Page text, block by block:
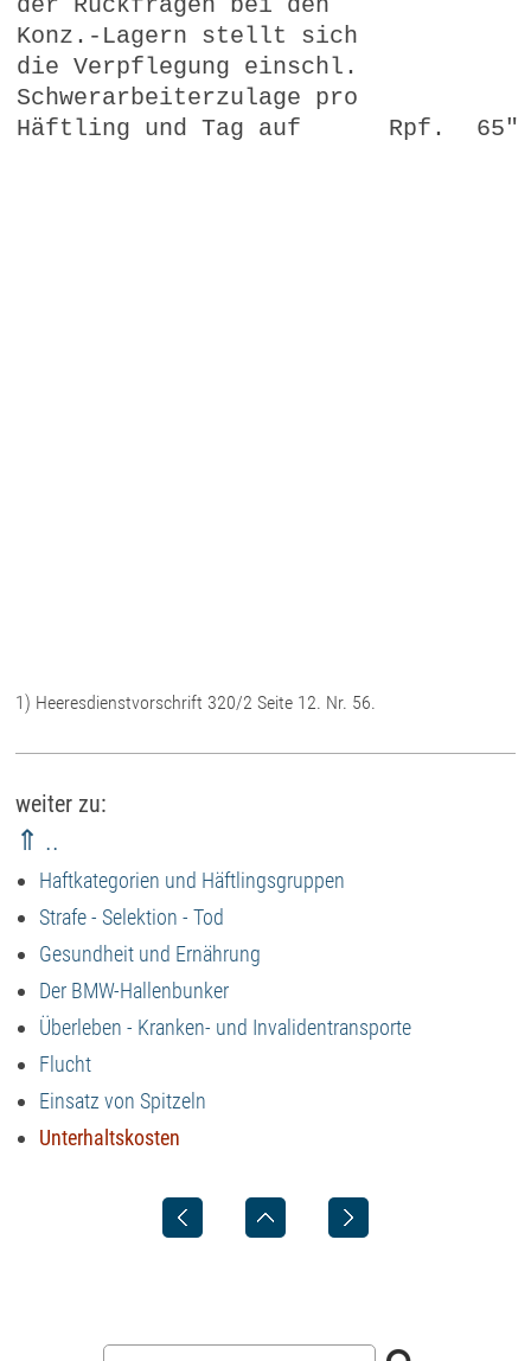
Konz.-Lagern stellt sich
die Verpflegung einschl.
Schwerarbeiterzulage pro
Häftling und Tag auf
Rpf. 65"
1) Heeresdienstvorschrift 320/2 Seite 12. Nr. 56.
weiter zu:
⇑ ..
Haftkategorien und Häftlingsgruppen
Strafe - Selektion - Tod
Gesundheit und Ernährung
Der BMW-Hallenbunker
Überleben - Kranken- und Invalidentransporte
Flucht
Einsatz von Spitzeln
Unterhaltskosten